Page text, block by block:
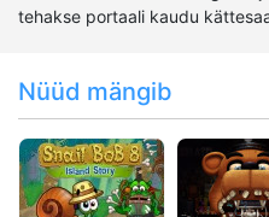
tehakse portaali kaudu
Nüüd mängib